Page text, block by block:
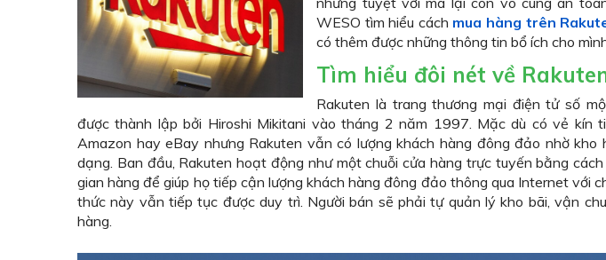
WESO tìm hiểu cách mua hàng trên
có thêm được những thông tin bổ ích cho
Tìm hiểu đôi nét về
Rakuten là trang thương mại điện tử số
được thành lập bởi Hiroshi Mikitani vào tháng 2 năm 1997. Mặc dù có vẻ kín
Amazon hay eBay nhưng Rakuten vẫn có lượng khách hàng đông đảo nhờ kho
dạng. Ban đầu, Rakuten hoạt động như một chuỗi cửa hàng trực tuyến bằng
gian hàng để giúp họ tiếp cận lượng khách hàng đông đảo thông qua Internet với
thức này vẫn tiếp tục được duy trì. Người bán sẽ phải tự quản lý kho bãi, vận
hàng.